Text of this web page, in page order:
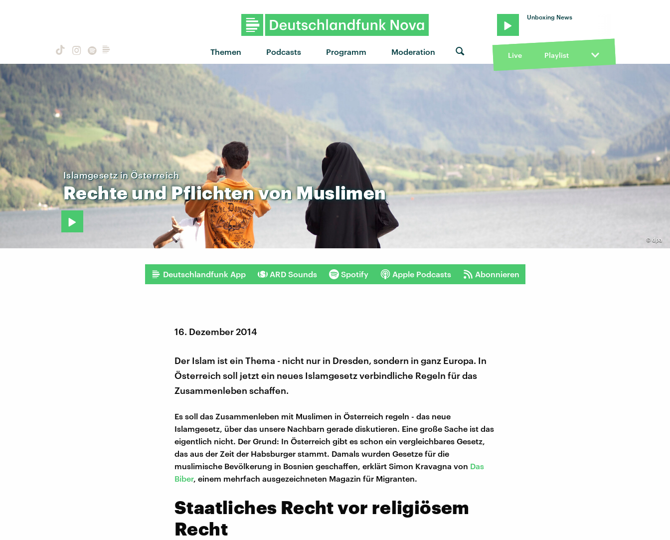
Themen Podcasts Programm Moderation
Unboxing News
Live Playlist
© dpa
Islamgesetz in Österreich
RechteundPflichtenvonMuslimen
Deutschlandfunk App ARD Sounds Spotify Apple Podcasts Abonnieren
16. Dezember 2014
Der Islam ist ein Thema - nicht nur in Dresden, sondern in ganz Europa. In
Österreich soll jetzt ein neues Islamgesetz verbindliche Regeln für das
Zusammenleben schaffen.
Es soll das Zusammenleben mit Muslimen in Österreich regeln - das neue
Islamgesetz, über das unsere Nachbarn gerade diskutieren. Eine große Sache ist das
eigentlich nicht. Der Grund: In Österreich gibt es schon ein vergleichbares Gesetz,
das aus der Zeit der Habsburger stammt. Damals wurden Gesetze für die
muslimische Bevölkerung in Bosnien geschaffen, erklärt Simon Kravagna von Das
Biber, einem mehrfach ausgezeichneten Magazin für Migranten.
Staatliches Recht vor religiösem
Recht